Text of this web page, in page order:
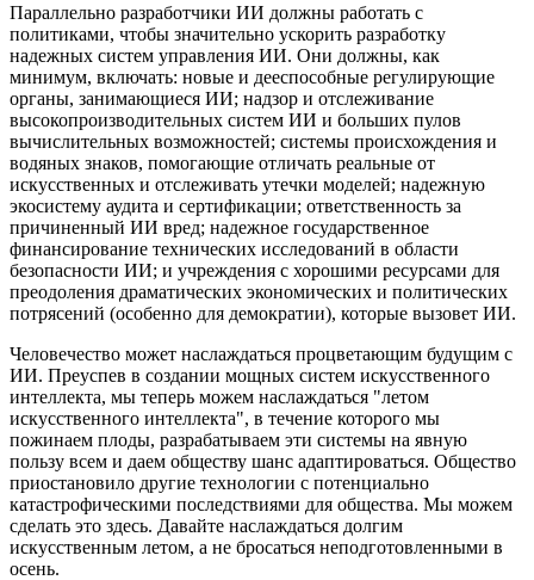
Параллельно разработчики ИИ должны работать с
политиками, чтобы значительно ускорить разработку
надежных систем управления ИИ. Они должны, как
минимум, включать: новые и дееспособные регулирующие
органы, занимающиеся ИИ; надзор и отслеживание
высокопроизводительных систем ИИ и больших пулов
вычислительных возможностей; системы происхождения и
водяных знаков, помогающие отличать реальные от
искусственных и отслеживать утечки моделей; надежную
экосистему аудита и сертификации; ответственность за
причиненный ИИ вред; надежное государственное
финансирование технических исследований в области
безопасности ИИ; и учреждения с хорошими ресурсами для
преодоления драматических экономических и политических
потрясений (особенно для демократии), которые вызовет ИИ.
Человечество может наслаждаться процветающим будущим с
ИИ. Преуспев в создании мощных систем искусственного
интеллекта, мы теперь можем наслаждаться "летом
искусственного интеллекта", в течение которого мы
пожинаем плоды, разрабатываем эти системы на явную
пользу всем и даем обществу шанс адаптироваться. Общество
приостановило другие технологии с потенциально
катастрофическими последствиями для общества. Мы можем
сделать это здесь. Давайте наслаждаться долгим
искусственным летом, а не бросаться неподготовленными в
осень.